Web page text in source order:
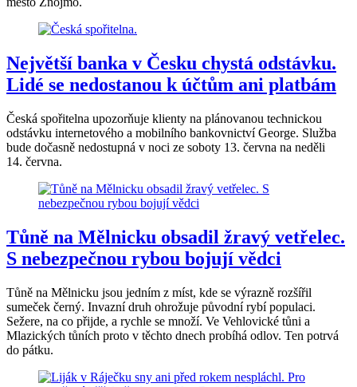
Největší banka v Česku chystá odstávku.
Lidé se nedostanou k účtům ani platbám
Česká spořitelna upozorňuje klienty na plánovanou technickou
odstávku internetového a mobilního bankovnictví George. Služba
bude dočasně nedostupná v noci ze soboty 13. června na neděli
14. června.
Tůně na Mělnicku obsadil žravý vetřelec.
S nebezpečnou rybou bojují vědci
Tůně na Mělnicku jsou jedním z míst, kde se výrazně rozšířil
sumeček černý. Invazní druh ohrožuje původní rybí populaci.
Sežere, na co přijde, a rychle se množí. Ve Vehlovické tůni a
Mlazických tůních proto v těchto dnech probíhá odlov. Ten potrvá
do pátku.